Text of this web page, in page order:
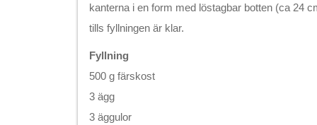
kanterna i en form med löstagbar botten (ca 24
tills fyllningen är klar.
Fyllning
500 g färskost
3 ägg
3 äggulor